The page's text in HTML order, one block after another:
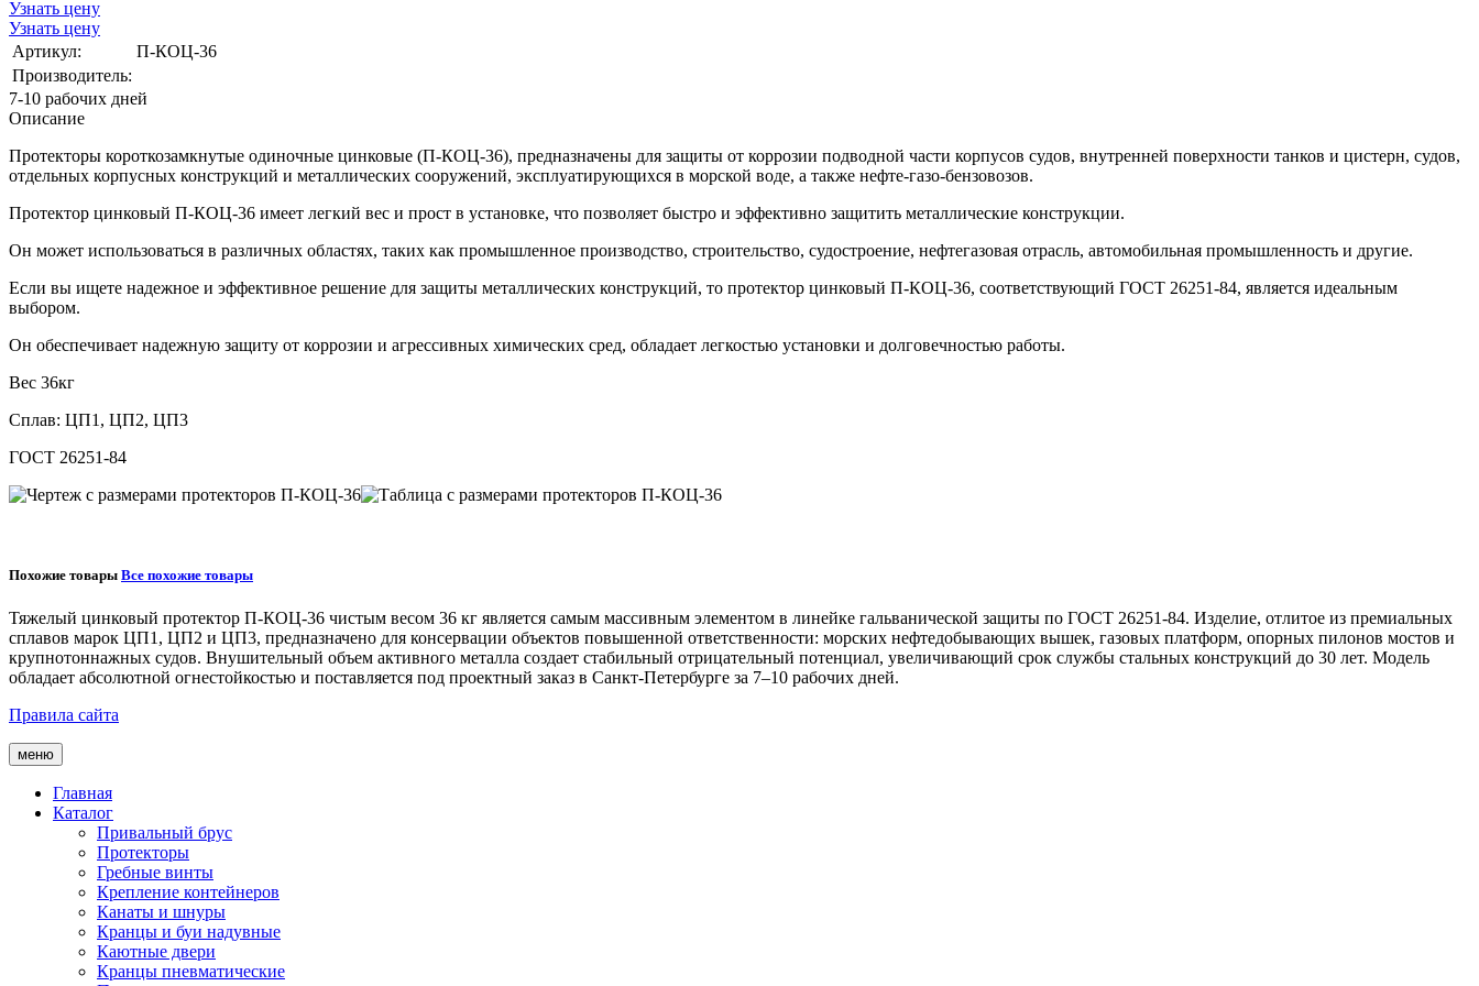
Узнать цену
Узнать цену
Артикул:
П-КОЦ-36
Производитель:
7-10 рабочих дней
Описание
Протекторы короткозамкнутые одиночные цинковые (П-КОЦ-36), предназначены для защиты от коррозии подводной части корпусов судов, внутренней поверхности танков и цистерн, судов,
отдельных корпусных конструкций и металлических сооружений, эксплуатирующихся в морской воде, а также нефте-газо-бензовозов.
Протектор цинковый П-КОЦ-36 имеет легкий вес и прост в установке, что позволяет быстро и эффективно защитить металлические конструкции.
Он может использоваться в различных областях, таких как промышленное производство, строительство, судостроение, нефтегазовая отрасль, автомобильная промышленность и другие.
Если вы ищете надежное и эффективное решение для защиты металлических конструкций, то протектор цинковый П-КОЦ-36, соответствующий ГОСТ 26251-84, является идеальным
выбором.
Он обеспечивает надежную защиту от коррозии и агрессивных химических сред, обладает легкостью установки и долговечностью работы.
Вес 36кг
Сплав: ЦП1, ЦП2, ЦП3
ГОСТ 26251-84
Похожие товары Все похожие товары
Тяжелый цинковый протектор П-КОЦ-36 чистым весом 36 кг является самым массивным элементом в линейке гальванической защиты по ГОСТ 26251-84. Изделие, отлитое из премиальных
сплавов марок ЦП1, ЦП2 и ЦП3, предназначено для консервации объектов повышенной ответственности: морских нефтедобывающих вышек, газовых платформ, опорных пилонов мостов и
крупнотоннажных судов. Внушительный объем активного металла создает стабильный отрицательный потенциал, увеличивающий срок службы стальных конструкций до 30 лет. Модель
обладает абсолютной огнестойкостью и поставляется под проектный заказ в Санкт-Петербурге за 7–10 рабочих дней.
Правила сайта
меню
Главная
Каталог
Привальный брус
Протекторы
Гребные винты
Крепление контейнеров
Канаты и шнуры
Кранцы и буи надувные
Каютные двери
Кранцы пневматические